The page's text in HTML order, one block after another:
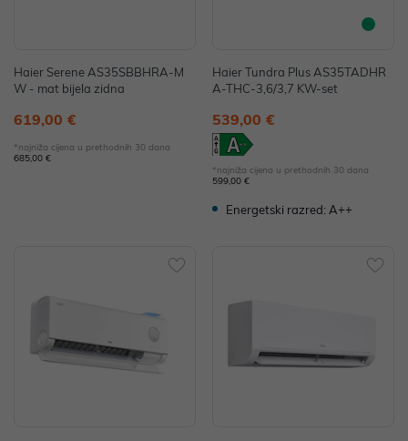
Haier Serene AS35SBBHRA-M
W - mat bijela zidna
619,00 €
*najniža cijena u prethodnih 30 dana
685,00 €
Haier Tundra Plus AS35TADHR
A-THC-3,6/3,7 KW-set
539,00 €
*najniža cijena u prethodnih 30 dana
599,00 €
Energetski razred: A++